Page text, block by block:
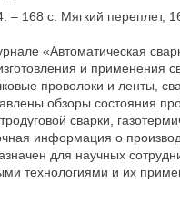
168 с. Мягкий переплет,
«Автоматическая
и применения
проволоки и ленты,
обзоры состояния
сварки,
информация о
для научных
технологиями и их